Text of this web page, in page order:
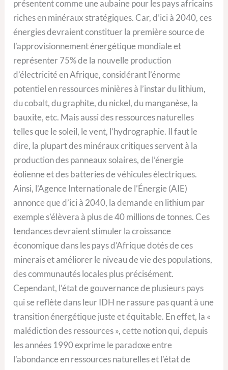
présentent comme une aubaine pour les pays africains
riches en minéraux stratégiques. Car, d’ici à 2040, ces
énergies devraient constituer la première source de
l’approvisionnement énergétique mondiale et
représenter 75% de la nouvelle production
d’électricité en Afrique, considérant l’énorme
potentiel en ressources minières à l’instar du lithium,
du cobalt, du graphite, du nickel, du manganèse, la
bauxite, etc. Mais aussi des ressources naturelles
telles que le soleil, le vent, l’hydrographie. Il faut le
dire, la plupart des minéraux critiques servent à la
production des panneaux solaires, de l’énergie
éolienne et des batteries de véhicules électriques.
Ainsi, l’Agence Internationale de l’Énergie (AIE)
annonce que d’ici à 2040, la demande en lithium par
exemple s’élèvera à plus de 40 millions de tonnes. Ces
tendances devraient stimuler la croissance
économique dans les pays d’Afrique dotés de ces
minerais et améliorer le niveau de vie des populations,
des communautés locales plus précisément.
Cependant, l’état de gouvernance de plusieurs pays
qui se reflète dans leur IDH ne rassure pas quant à une
transition énergétique juste et équitable. En effet, la «
malédiction des ressources », cette notion qui, depuis
les années 1990 exprime le paradoxe entre
l’abondance en ressources naturelles et l’état de